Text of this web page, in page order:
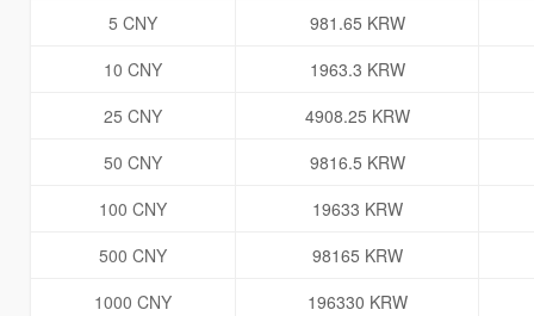
5 CNY
981.65 KRW
10 CNY
1963.3 KRW
25 CNY
4908.25 KRW
50 CNY
9816.5 KRW
100 CNY
19633 KRW
500 CNY
98165 KRW
1000 CNY
196330 KRW